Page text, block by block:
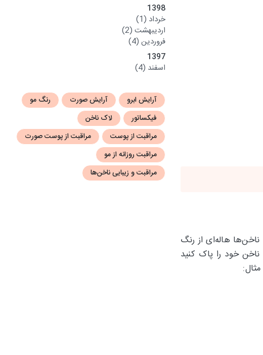
هاله‌ای از رنگ
ناخن خود را پاک کنید
1398
خرداد (1)
اردیبهشت (2)
فروردین (4)
1397
اسفند (4)
آرایش ابرو آرایش صورت
رنگ مو
فیکساتور
لاک ناخن
مراقبت از پوست
مراقبت از پوست صورت
مراقبت روزانه از مو
مراقبت و زیبایی ناخن‌ها